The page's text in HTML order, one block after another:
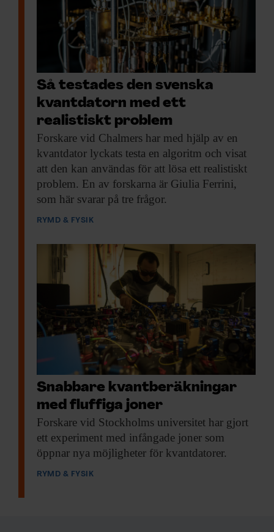
Så testades den svenska
kvantdatorn med ett
realistiskt problem
Forskare vid Chalmers har med hjälp av en
kvantdator lyckats testa en algoritm och visat
att den kan användas för att lösa ett realistiskt
problem. En av forskarna är Giulia Ferrini,
som här svarar på tre frågor.
RYMD & FYSIK
Snabbare kvantberäkningar
med fluffiga joner
Forskare vid Stockholms universitet har gjort
ett experiment med infångade joner som
öppnar nya möjligheter för kvantdatorer.
RYMD & FYSIK